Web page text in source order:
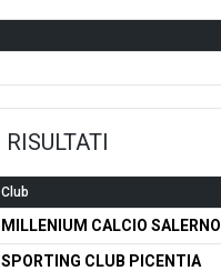
RISULTATI
Club
MILLENIUM CALCIO SALERNO
SPORTING CLUB PICENTIA